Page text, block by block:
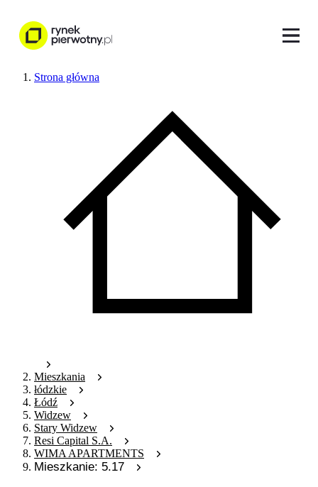
Strona główna
Mieszkania
łódzkie
Łódź
Widzew
Stary Widzew
Resi Capital S.A.
WIMA APARTMENTS
Mieszkanie: 5.17